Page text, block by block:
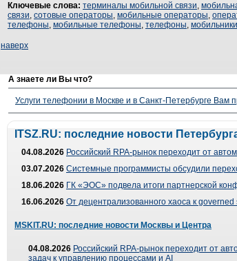
Ключевые слова: терминалы мобильной связи,
связи, сотовые операторы, мобильные операторы,
телефоны, мобильные телефоны, телефоны, мобильники
наверх
А знаете ли Вы что?
Услуги телефонии в Москве и в Санкт-Петербурге Вам
ITSZ.RU: последние новости
04.08.2026 Российский RPA-рынок переходит от
03.07.2026 Системные программисты обсудили
18.06.2026 ГК «ЭОС» подвела итоги партнерской
16.06.2026 От децентрализованного хаоса к
MSKIT.RU: последние новости Москвы и Центра
04.08.2026 Российский RPA-рынок переходит от
задач к управлению процессами и AI